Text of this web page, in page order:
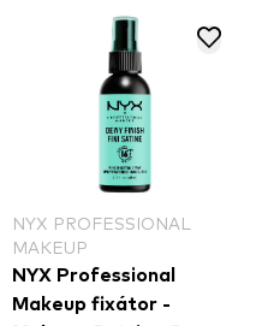
NYX PROFESSIONAL
MAKEUP
NYX Professional
Makeup fixátor -